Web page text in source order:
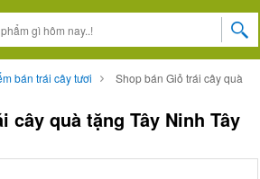
bán trái cây tươi
Shop bán Giỏ trái cây quà
cây quà tặng Tây Ninh Tây